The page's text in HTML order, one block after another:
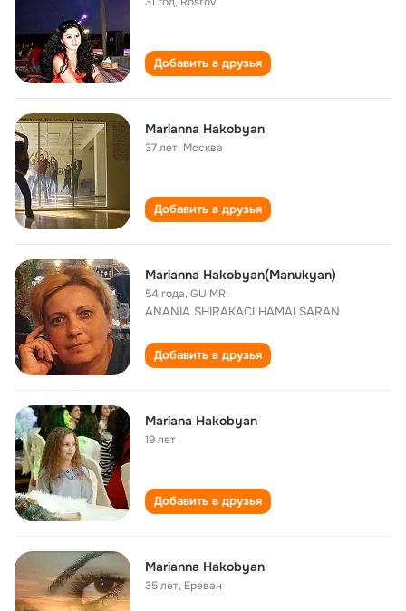
Добавить в друзья
Marianna Hakobyan
37 лет, Москва
Добавить в друзья
Marianna Hakobyan(Manukyan)
54 года,GUIMRI
ANANIA SHIRAKACI HAMALSARAN
Добавить в друзья
Mariana Hakobyan
19 лет
Добавить в друзья
Marianna Hakobyan
35 лет, Ереван